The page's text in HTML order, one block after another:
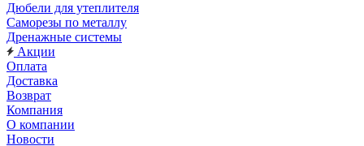
Дюбели для утеплителя
Саморезы по металлу
Дренажные системы
Акции
Оплата
Доставка
Возврат
Компания
О компании
Новости